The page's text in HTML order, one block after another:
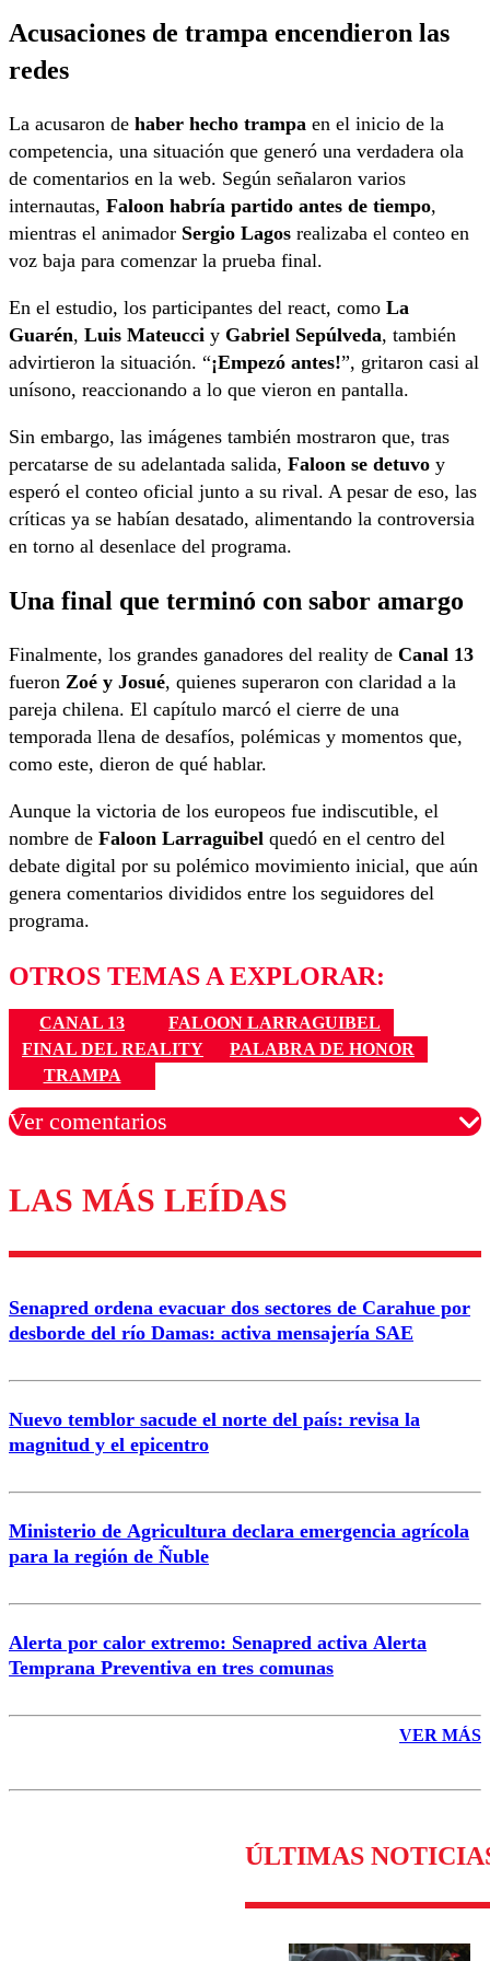
Acusaciones de trampa encendieron las
redes
La acusaron de haber hecho trampa en el inicio de la
competencia, una situación que generó una verdadera ola
de comentarios en la web. Según señalaron varios
internautas, Faloon habría partido antes de tiempo,
mientras el animador Sergio Lagos realizaba el conteo en
voz baja para comenzar la prueba final.
En el estudio, los participantes del react, como La
Guarén, Luis Mateucci y Gabriel Sepúlveda, también
advirtieron la situación. “¡Empezó antes!”, gritaron casi al
unísono, reaccionando a lo que vieron en pantalla.
Sin embargo, las imágenes también mostraron que, tras
percatarse de su adelantada salida, Faloon se detuvo y
esperó el conteo oficial junto a su rival. A pesar de eso, las
críticas ya se habían desatado, alimentando la controversia
en torno al desenlace del programa.
Una final que terminó con sabor amargo
Finalmente, los grandes ganadores del reality de Canal 13
fueron Zoé y Josué, quienes superaron con claridad a la
pareja chilena. El capítulo marcó el cierre de una
temporada llena de desafíos, polémicas y momentos que,
como este, dieron de qué hablar.
Aunque la victoria de los europeos fue indiscutible, el
nombre de Faloon Larraguibel quedó en el centro del
debate digital por su polémico movimiento inicial, que aún
genera comentarios divididos entre los seguidores del
programa.
OTROS TEMAS A EXPLORAR:
CANAL 13
FALOON LARRAGUIBEL
FINAL DEL REALITY
PALABRA DE HONOR
TRAMPA
Ver comentarios
Los comentarios son moderados para garantizar un
diálogo respetuoso.
Nombre
Correo
LAS MÁS LEÍDAS
Senapred ordena evacuar dos sectores de Carahue por
desborde del río Damas: activa mensajería SAE
Nuevo temblor sacude el norte del país: revisa la
magnitud y el epicentro
Ministerio de Agricultura declara emergencia agrícola
para la región de Ñuble
Alerta por calor extremo: Senapred activa Alerta
Temprana Preventiva en tres comunas
VER MÁS
ÚLTIMAS